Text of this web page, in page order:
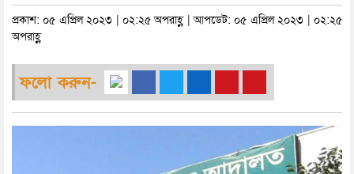
প্রকাশ: ০৫ এপ্রিল ২০২৩ | ০২:২৫ অপরাহ্ণ | আপডেট: ০৫ এপ্রিল ২০২৩ | ০২:২৫
অপরাহ্ণ
ফলো করুন-